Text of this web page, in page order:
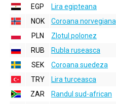
EGP
Lira egipteana
NOK
Coroana norvegiana
PLN
Zlotul polonez
RUB
Rubla ruseasca
SEK
Coroana suedeza
TRY
Lira turceasca
ZAR
Randul sud-african